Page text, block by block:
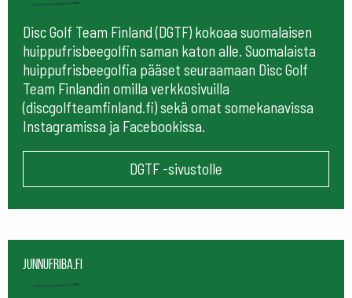
Disc Golf Team Finland (DGTF) kokoaa suomalaisen
huippufrisbeegolfin saman katon alle. Suomalaista
huippufrisbeegolfia pääset seuraamaan Disc Golf
Team Finlandin omilla verkkosivuilla
(discgolfteamfinland.fi) sekä omat somekanavissa
Instagramissa ja Facebookissa.
DGTF -sivustolle
Junnufriba.fi